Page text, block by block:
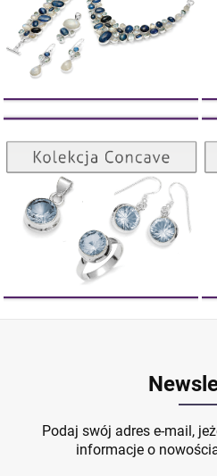
Kolekcja Concave
ZOBACZ
Podaj swój adres e-mail,
informacje o